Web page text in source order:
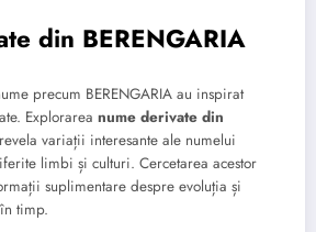
din BERENGARIA
precum BERENGARIA au inspirat
Explorarea nume derivate din
variații interesante ale numelui
limbi și culturi. Cercetarea acestor
suplimentare despre evoluția și
timp.